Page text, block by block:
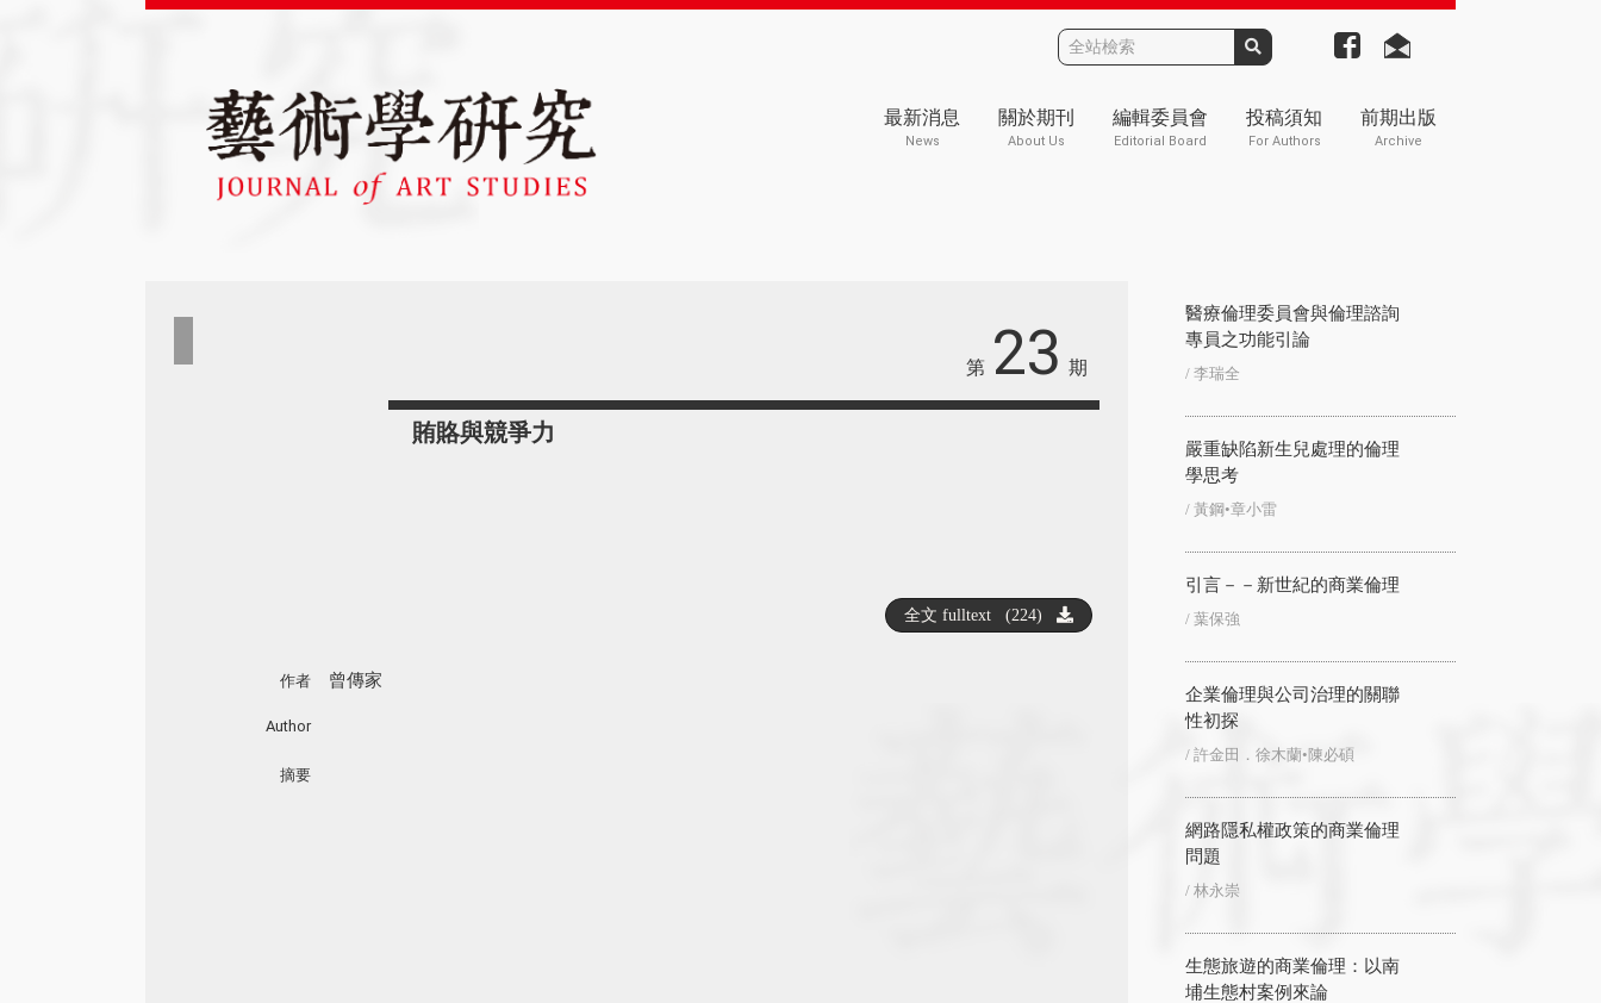
最新消息
News
關於期刊
About Us
編輯委員會
Editorial Board
投稿須知
For Authors
前期出版
Archive
第 23 期
賄賂與競爭力
作者 曾傳家
Author
摘要
醫療倫理委員會與倫理諮詢
專員之功能引論
/ 李瑞全
嚴重缺陷新生兒處理的倫理
學思考
/ 黃鋼•章小雷
引言－－新世紀的商業倫理
/ 葉保強
企業倫理與公司治理的關聯
性初探
/ 許金田．徐木蘭•陳必碩
網路隱私權政策的商業倫理
問題
/ 林永崇
生態旅遊的商業倫理：以南
埔生態村案例來論